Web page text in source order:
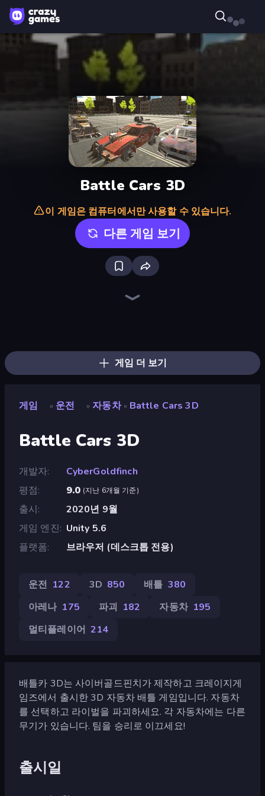
Battle Cars 3D
이 게임은 컴퓨터에서만 사용할 수 있습니다.
다른 게임 보기
게임 더 보기
게임 » 운전 » 자동차 » Battle Cars 3D
Battle Cars 3D
개발자
CyberGoldfinch
평점
9.0 (지난 6개월 기준)
출시
2020년 9월
게임 엔진
Unity 5.6
플랫폼
브라우저 (데스크톱 전용)
운전 122 3D 850 배틀 380
아레나 175 파괴 182 자동차 195
멀티플레이어 214
배틀카 3D는 사이버골드핀치가 제작하고 크레이지게
임즈에서 출시한 3D 자동차 배틀 게임입니다. 자동차
를 선택하고 라이벌을 파괴하세요. 각 자동차에는 다른
무기가 있습니다. 팀을 승리로 이끄세요!
출시일